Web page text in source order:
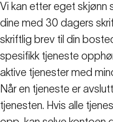
Vi kan etter eget skjønn
dine med 30 dagers
skriftlig brev til din
spesifikk tjeneste
aktive tjenester med
Når en tjeneste er
tjenesten. Hvis alle